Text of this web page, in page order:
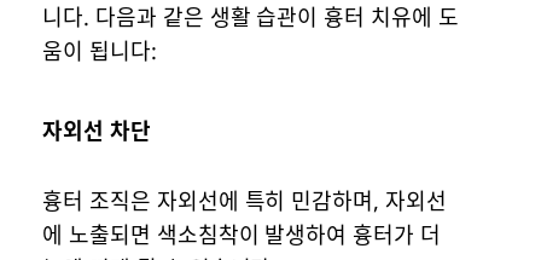
니다. 다음과 같은 생활 습관이 흉터 치유에 도
움이 됩니다:
자외선 차단
흉터 조직은 자외선에 특히 민감하며, 자외선
에 노출되면 색소침착이 발생하여 흉터가 더